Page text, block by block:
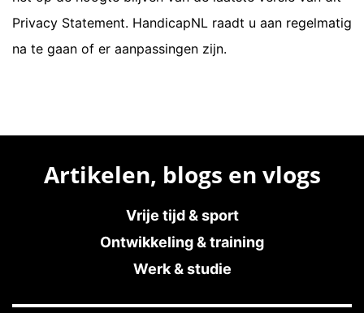
Privacy Statement. HandicapNL raadt u aan regelmatig
na te gaan of er aanpassingen zijn.
Artikelen, blogs en vlogs
Vrije tijd & sport
Ontwikkeling & training
Werk & studie